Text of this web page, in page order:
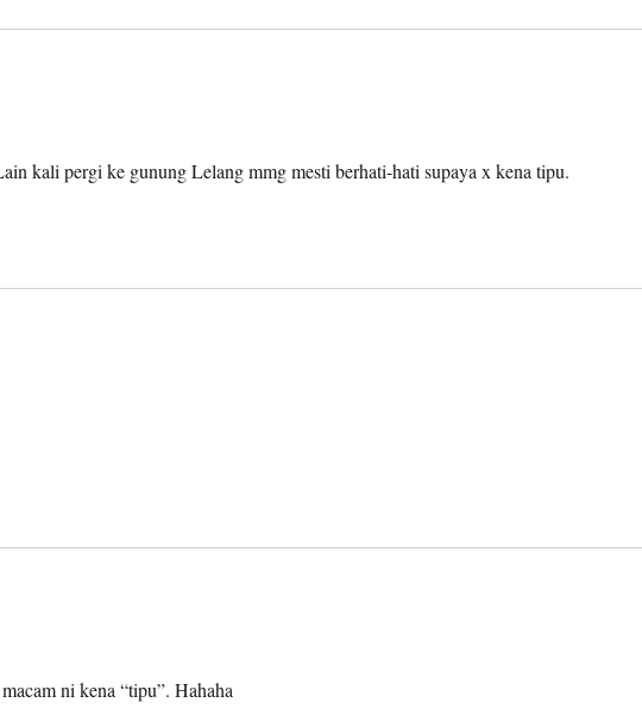
kali pergi ke gunung Lelang mmg mesti berhati-hati supaya x kena tipu.
ni kena “tipu”. Hahaha